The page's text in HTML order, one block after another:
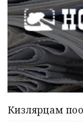
Кизлярцам